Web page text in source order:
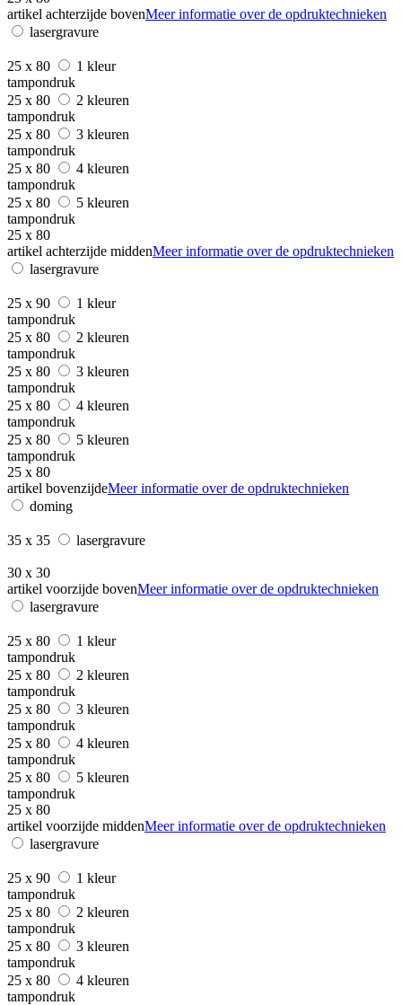
artikel achterzijde bovenMeer informatie over de opdruktechnieken
lasergravure
25 x 80
1 kleur
tampondruk
25 x 80
2 kleuren
tampondruk
25 x 80
3 kleuren
tampondruk
25 x 80
4 kleuren
tampondruk
25 x 80
5 kleuren
tampondruk
25 x 80
artikel achterzijde middenMeer informatie over de opdruktechnieken
lasergravure
25 x 90
1 kleur
tampondruk
25 x 80
2 kleuren
tampondruk
25 x 80
3 kleuren
tampondruk
25 x 80
4 kleuren
tampondruk
25 x 80
5 kleuren
tampondruk
25 x 80
artikel bovenzijdeMeer informatie over de opdruktechnieken
doming
35 x 35 lasergravure
30 x 30
artikel voorzijde bovenMeer informatie over de opdruktechnieken
lasergravure
25 x 80
1 kleur
tampondruk
25 x 80
2 kleuren
tampondruk
25 x 80
3 kleuren
tampondruk
25 x 80
4 kleuren
tampondruk
25 x 80
5 kleuren
tampondruk
25 x 80
artikel voorzijde middenMeer informatie over de opdruktechnieken
lasergravure
25 x 90
1 kleur
tampondruk
25 x 80
2 kleuren
tampondruk
25 x 80
3 kleuren
tampondruk
25 x 80
4 kleuren
tampondruk